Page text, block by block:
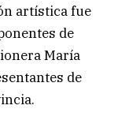
artística fue
de
María
de